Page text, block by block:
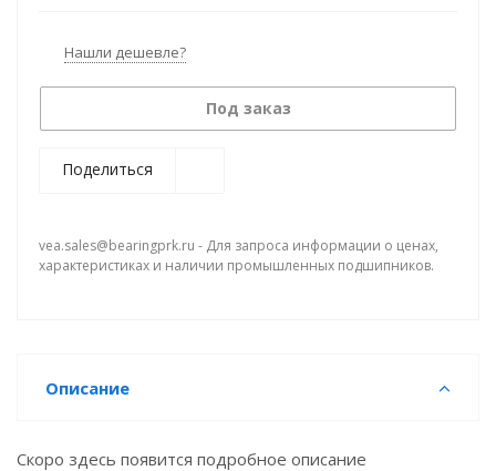
Нашли дешевле?
Под заказ
Поделиться
vea.sales@bearingprk.ru - Для запроса информации о ценах,
характеристиках и наличии промышленных подшипников.
Описание
Скоро здесь появится подробное описание